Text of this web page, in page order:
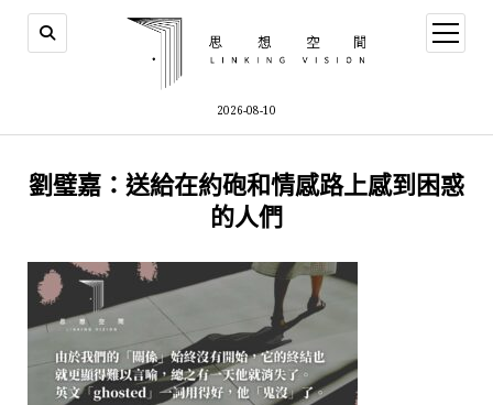
2026-08-10
open
menu
劉璧嘉：送給在約砲和情感路上感到困惑
的人們